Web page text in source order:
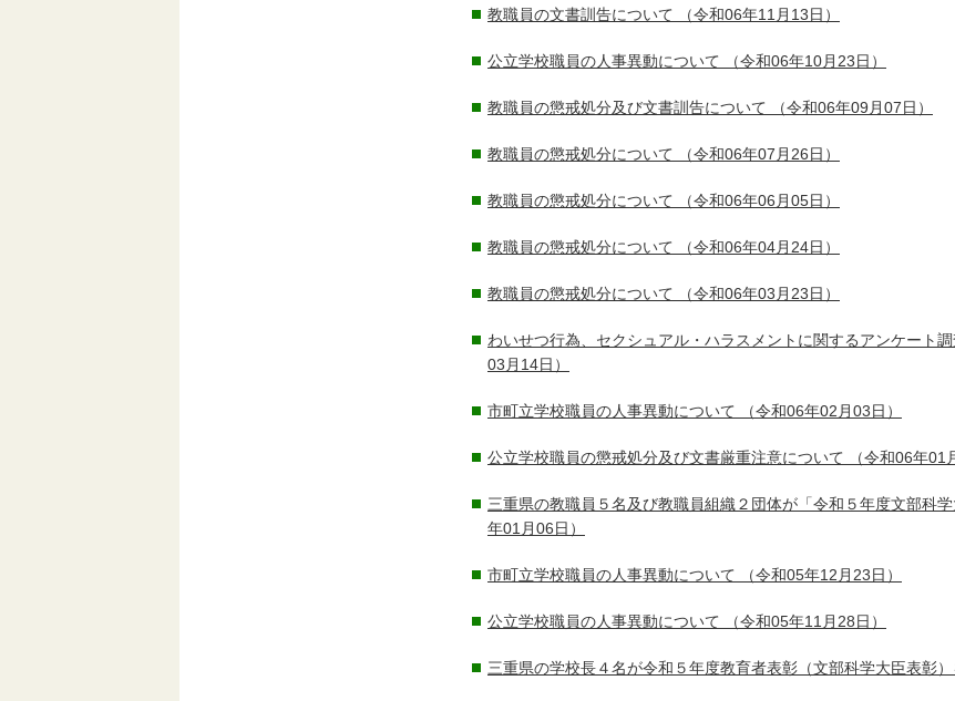
教職員の文書訓告について （令和06年11月13日）
公立学校職員の人事異動について （令和06年10月23日）
教職員の懲戒処分及び文書訓告について （令和06年09月07日）
教職員の懲戒処分について （令和06年07月26日）
教職員の懲戒処分について （令和06年06月05日）
教職員の懲戒処分について （令和06年04月24日）
教職員の懲戒処分について （令和06年03月23日）
わいせつ行為、セクシュアル・ハラスメントに関するアンケート
03月14日）
市町立学校職員の人事異動について （令和06年02月03日）
公立学校職員の懲戒処分及び文書厳重注意について （令和06年01
三重県の教職員５名及び教職員組織２団体が「令和５年度文部科
年01月06日）
市町立学校職員の人事異動について （令和05年12月23日）
公立学校職員の人事異動について （令和05年11月28日）
三重県の学校長４名が令和５年度教育者表彰（文部科学大臣表彰